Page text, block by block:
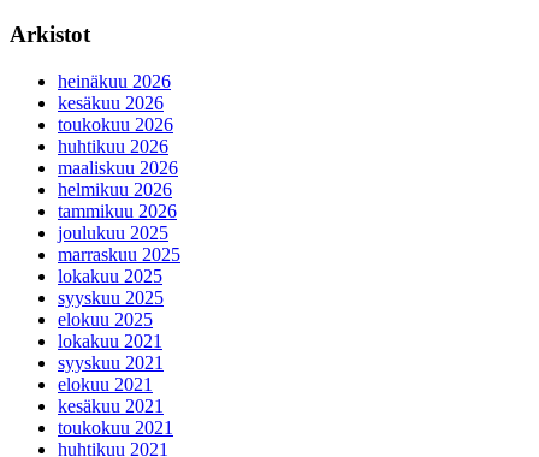
Arkistot
heinäkuu 2026
kesäkuu 2026
toukokuu 2026
huhtikuu 2026
maaliskuu 2026
helmikuu 2026
tammikuu 2026
joulukuu 2025
marraskuu 2025
lokakuu 2025
syyskuu 2025
elokuu 2025
lokakuu 2021
syyskuu 2021
elokuu 2021
kesäkuu 2021
toukokuu 2021
huhtikuu 2021